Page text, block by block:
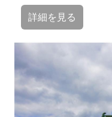
詳細を見る